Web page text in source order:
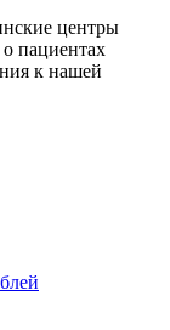
центры
пациентах
к нашей